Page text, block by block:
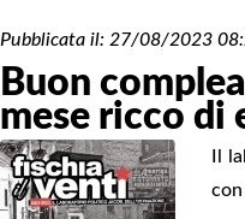
Pubblicata il: 27/08/2023
Buon
mese ricco di
Il